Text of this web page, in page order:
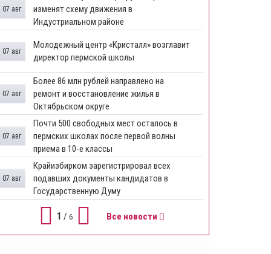
изменят схему движения в
Индустриальном районе
07 авг
Молодежный центр «Кристалл» возглавит
директор пермской школы
07 авг
Более 86 млн рублей направлено на
ремонт и восстановление жилья в
Октябрьском округе
07 авг
Почти 500 свободных мест осталось в
пермских школах после первой волны
приема в 10-е классы
07 авг
Крайизбирком зарегистрировал всех
подавших документы кандидатов в
Государственную Думу
07 авг
1 / 6 Все новости